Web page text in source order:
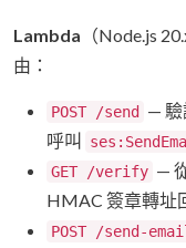
Lambda （Node.js
由：
POST /send
— 驗
呼叫
GET /verify —
HMAC 簽章轉址
POST /send-